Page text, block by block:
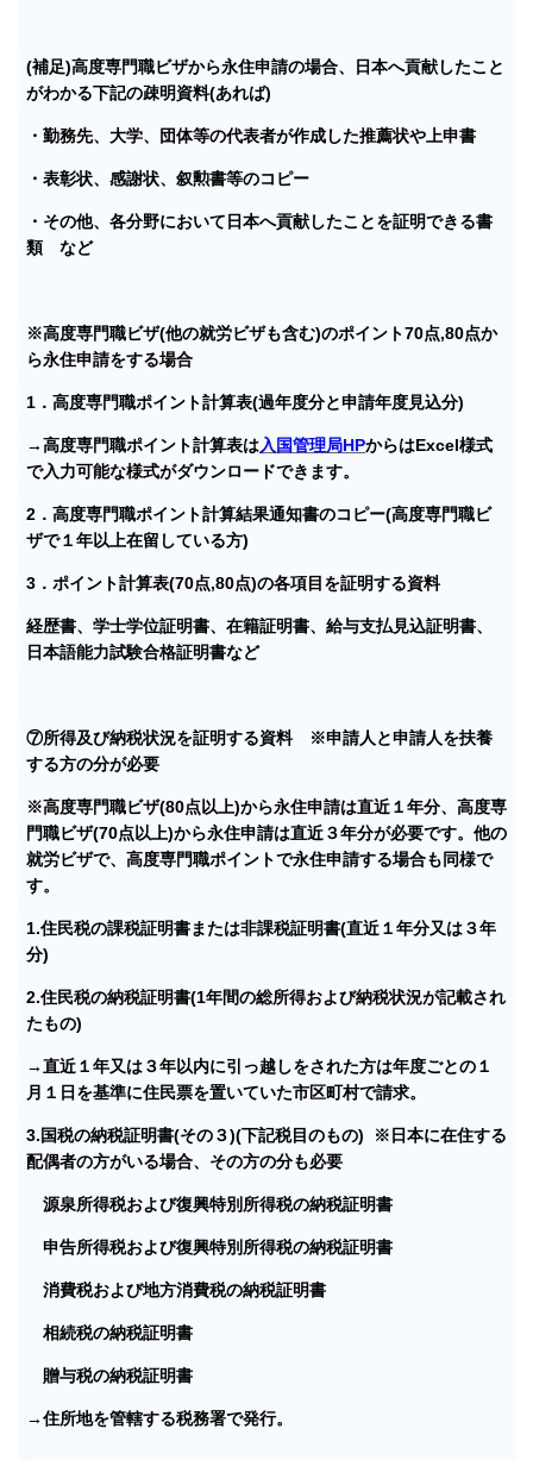
(補足)高度専門職ビザから永住申請の場合、日本へ貢献したこと
がわかる下記の疎明資料(あれば)
・勤務先、大学、団体等の代表者が作成した推薦状や上申書
・表彰状、感謝状、叙勲書等のコピー
・その他、各分野において日本へ貢献したことを証明できる書
類 など
※高度専門職ビザ(他の就労ビザも含む)のポイント70点,80点か
ら永住申請をする場合
1．高度専門職ポイント計算表(過年度分と申請年度見込分)
→高度専門職ポイント計算表は入国管理局HPからはExcel様式
で入力可能な様式がダウンロードできます。
2．高度専門職ポイント計算結果通知書のコピー(高度専門職ビ
ザで１年以上在留している方)
3．ポイント計算表(70点,80点)の各項目を証明する資料
経歴書、学士学位証明書、在籍証明書、給与支払見込証明書、
日本語能力試験合格証明書など
⑦所得及び納税状況を証明する資料 ※申請人と申請人を扶養
する方の分が必要
※高度専門職ビザ(80点以上)から永住申請は直近１年分、高度専
門職ビザ(70点以上)から永住申請は直近３年分が必要です。他の
就労ビザで、高度専門職ポイントで永住申請する場合も同様で
す。
1.住民税の課税証明書または非課税証明書(直近１年分又は３年
分)
2.住民税の納税証明書(1年間の総所得および納税状況が記載され
たもの)
→直近１年又は３年以内に引っ越しをされた方は年度ごとの１
月１日を基準に住民票を置いていた市区町村で請求。
3.国税の納税証明書(その３)(下記税目のもの) ※日本に在住する
配偶者の方がいる場合、その方の分も必要
源泉所得税および復興特別所得税の納税証明書
申告所得税および復興特別所得税の納税証明書
消費税および地方消費税の納税証明書
相続税の納税証明書
贈与税の納税証明書
→住所地を管轄する税務署で発行。